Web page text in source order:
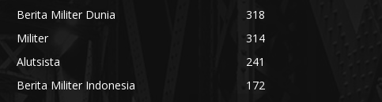
Berita Militer Dunia
318
Militer
314
Alutsista
241
Berita Militer Indonesia
172